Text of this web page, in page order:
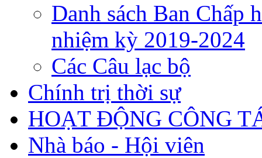
Danh sách Ban Chấp
nhiệm kỳ 2019-2024
Các Câu lạc bộ
Chính trị thời sự
HOẠT ĐỘNG CÔNG
Nhà báo - Hội viên